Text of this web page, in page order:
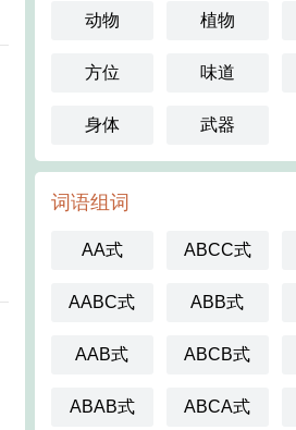
动物 植物
方位 味道
身体 武器
词语组词
AA式 ABCC式
AABC式 ABB式
AAB式 ABCB式
ABAB式 ABCA式